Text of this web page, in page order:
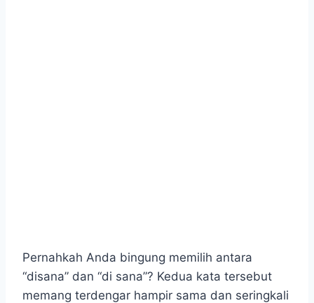
Pernahkah Anda bingung memilih antara
“disana” dan “di sana”? Kedua kata tersebut
memang terdengar hampir sama dan seringkali